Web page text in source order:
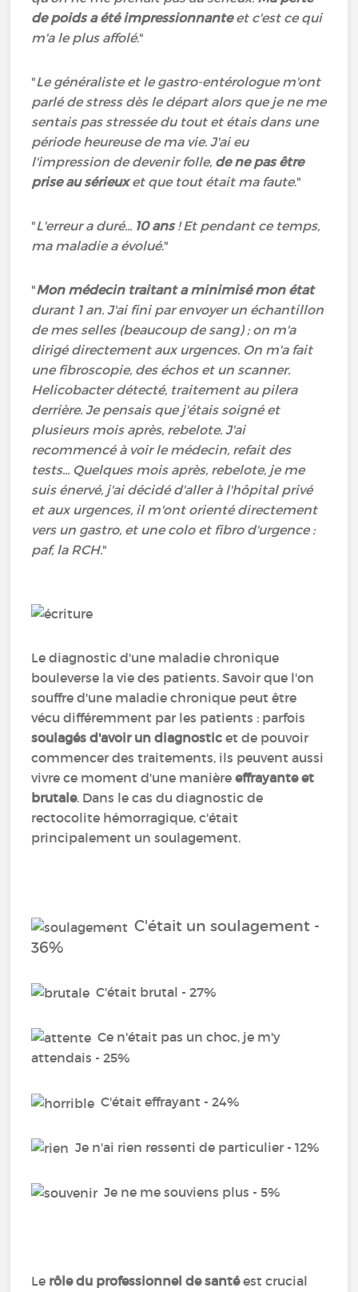
de poids a été impressionnanteet c'est ce qui
m'a le plus affolé."
"Le généraliste et le gastro-entérologue m'ont
parlé de stress dès le départ alors que je ne me
sentais pas stressée du tout et étais dans une
période heureuse de ma vie. J'ai eu
l'impression de devenir folle, de ne pas être
prise au sérieuxet que tout était ma faute."
"L'erreur a duré... 10 ans! Et pendant ce temps,
ma maladie a évolué."
"Mon médecin traitant a minimisé mon état
durant 1 an. J'ai fini par envoyer un échantillon
de mes selles (beaucoup de sang) ; on m'a
dirigé directement aux urgences. On m'a fait
une fibroscopie, des échos et un scanner.
Helicobacter détecté, traitement au pilera
derrière. Je pensais que j'étais soigné et
plusieurs mois après, rebelote. J'ai
recommencé à voir le médecin, refait des
tests... Quelques mois après, rebelote, je me
suis énervé, j'ai décidé d'aller à l'hôpital privé
et aux urgences, il m'ont orienté directement
vers un gastro, et une colo et fibro d'urgence :
paf, la RCH."
Le diagnostic d'une maladie chronique
bouleverse la vie des patients. Savoir que l'on
souffre d'une maladie chronique peut être
vécu différemment par les patients : parfois
soulagés d'avoir un diagnostic et de pouvoir
commencer des traitements, ils peuvent aussi
vivre ce moment d'une manièreeffrayante et
brutale. Dans le cas du diagnostic de
rectocolite hémorragique, c'était
principalement un soulagement.
C'était un soulagement -
36%
C'était brutal - 27%
Ce n'était pas un choc, je m'y
attendais - 25%
C'était effrayant - 24%
Je n'ai rien ressenti de particulier - 12%
Je ne me souviens plus - 5%
Le rôle du professionnel de santéest crucial